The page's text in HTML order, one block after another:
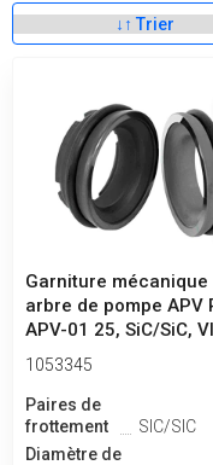
Garniture mécanique
arbre de pompe APV
APV-01 25, SiC/SiC,
1053345
Paires de
frottement
SIC/SIC
Diamètre de